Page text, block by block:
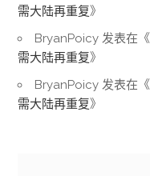
需大陆再重复》
BryanPoicy 发表在《
需大陆再重复》
BryanPoicy 发表在《
需大陆再重复》